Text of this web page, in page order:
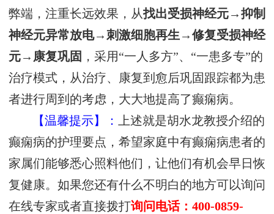
弊端，注重长远效果，从找出受损神经元→抑制
神经元异常放电→刺激细胞再生→修复受损神经
元→康复巩固 ，采用“一人多方”、“一患多专”的
治疗模式，从治疗、康复到愈后巩固跟踪都为患
者进行周到的考虑，大大地提高了癫痫病。
【温馨提示】：
上述就是胡水龙教授介绍的
癫痫病的护理要点，希望家庭中有癫痫病患者的
家属们能够悉心照料他们，让他们有机会早日恢
复健康。如果您还有什么不明白的地方可以询问
在线专家或者直接拨打询问电话：400-0859-